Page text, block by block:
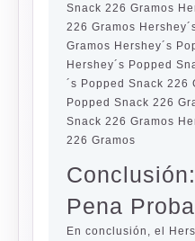
Snack 226 Gramos
226 Gramos
Gramos Hershey´s
Hershey´s Popped
´s Popped Snack 226
Popped Snack 226
Snack 226 Gramos
226 Gramos
Pena
En conclusión, el